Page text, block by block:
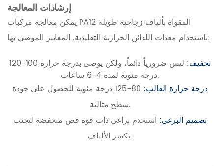
إرشادات المعالجة
يمكن معالجة مركبات PA12 المقواة بألياف زجاجية طويلة
باستخدام معدات اللدائن الحرارية التقليدية. المعايير الموصى بها:
تجفيف:
ليس ضرورياً دائماً، ولكن يوصى بدرجة حرارة 100-120
درجة مئوية لمدة 4-6 ساعات.
درجة حرارة القالب:
80-125 درجة مئوية للحصول على جودة
سطح مثالية.
تصميم البرغي: استخدم براغي ذات قوة قص منخفضة لتجنب
تكسر الألياف.